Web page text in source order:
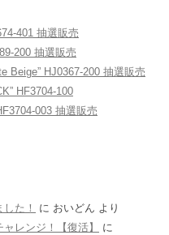
401 抽選販売
200 抽選販売
Beige” HJ0367-200 抽選販売
HF3704-100
003 抽選販売
た！ に おいどん より
レンジ！【復活】
に